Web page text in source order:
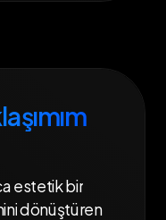
estetikbir
dönüştüren